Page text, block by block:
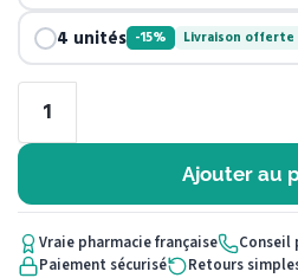
4 unités -15% Livraison offerte
Ajouter au
Vraie pharmacie française
Conseil
Paiement sécurisé
Retours